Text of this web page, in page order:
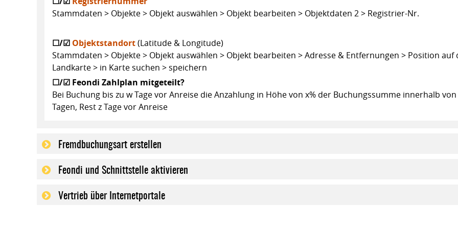
Stammdaten > Objekte > Objekt auswählen > Objekt bearbeiten > Objektdaten 2 > Registrier-Nr.
☐/☑ Objektstandort(Latitude & Longitude)
Stammdaten > Objekte > Objekt auswählen > Objekt bearbeiten > Adresse & Entfernungen > Position auf
Landkarte > in Karte suchen > speichern
☐/☑ Feondi Zahlplan mitgeteilt?
Bei Buchung bis zu w Tage vor Anreise die Anzahlung in Höhe von x% der Buchungssumme innerhalb von
Tagen, Rest z Tage vor Anreise
Fremdbuchungsart erstellen
Feondi und Schnittstelle aktivieren
Vertrieb über Internetportale